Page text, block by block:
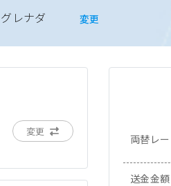
グレナダ 変更
変更
両替レ
送金金額